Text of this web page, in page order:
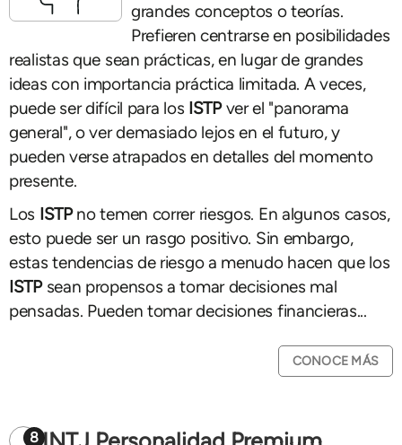
grandes conceptos o teorías.
Prefieren centrarse en posibilidades
realistas que sean prácticas, en lugar de grandes
ideas con importancia práctica limitada. A veces,
puede ser difícil para los ISTPver el "panorama
general", o ver demasiado lejos en el futuro, y
pueden verse atrapados en detalles del momento
presente.
Los ISTPno temen correr riesgos. En algunos casos,
esto puede ser un rasgo positivo. Sin embargo,
estas tendencias de riesgo a menudo hacen que los
ISTP sean propensos a tomar decisiones mal
pensadas. Pueden tomar decisiones financieras...
CONOCE MÁS
8